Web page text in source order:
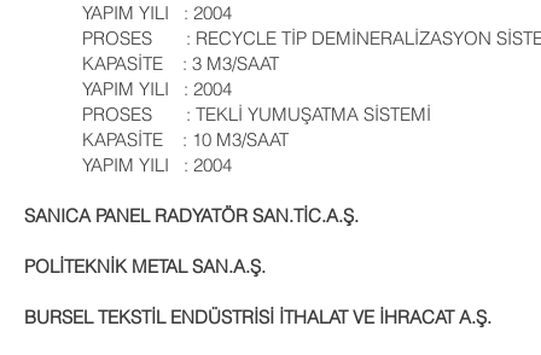
YAPIM YILI : 2004
PROSES : RECYCLE TİP DEMİNERALİZASYON
KAPASİTE : 3 M3/SAAT
YAPIM YILI : 2004
PROSES : TEKLİ YUMUŞATMA SİSTEMİ
KAPASİTE : 10 M3/SAAT
YAPIM YILI : 2004
SANICA PANEL RADYATÖR SAN.TİC.A.Ş.
POLİTEKNİK METAL SAN.A.Ş.
BURSEL TEKSTİL ENDÜSTRİSİ İTHALAT VE İHRACAT A.Ş.